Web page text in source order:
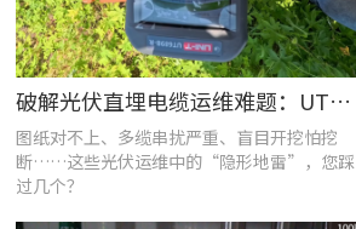
破解光伏直埋电缆运维难题：UT689B智能管线探测仪实测纪实
图纸对不上、多缆串扰严重、盲目开挖怕挖
断……这些光伏运维中的“隐形地雷”，您踩
过几个？